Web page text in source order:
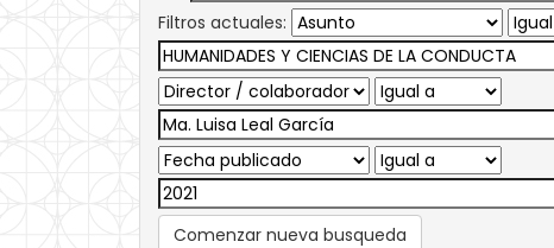
Filtros actuales:
Comenzar nueva busqueda